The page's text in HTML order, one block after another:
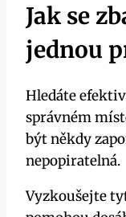
Jak se
jednou
Hledáte
správném
být někdy
nepopiratelná.
Vyzkoušejte